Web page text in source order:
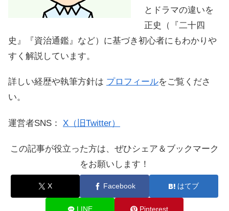
とドラマの違いを
正史（『二十四
史』『資治通鑑』など）に基づき初心者にもわかりや
すく解説しています。
詳しい経歴や執筆方針は プロフィールをご覧くださ
い。
運営者SNS： X（旧Twitter）
この記事が役立った方は、ぜひシェア＆ブックマーク
をお願いします！
X Facebook はてブ
LINE Pinterest